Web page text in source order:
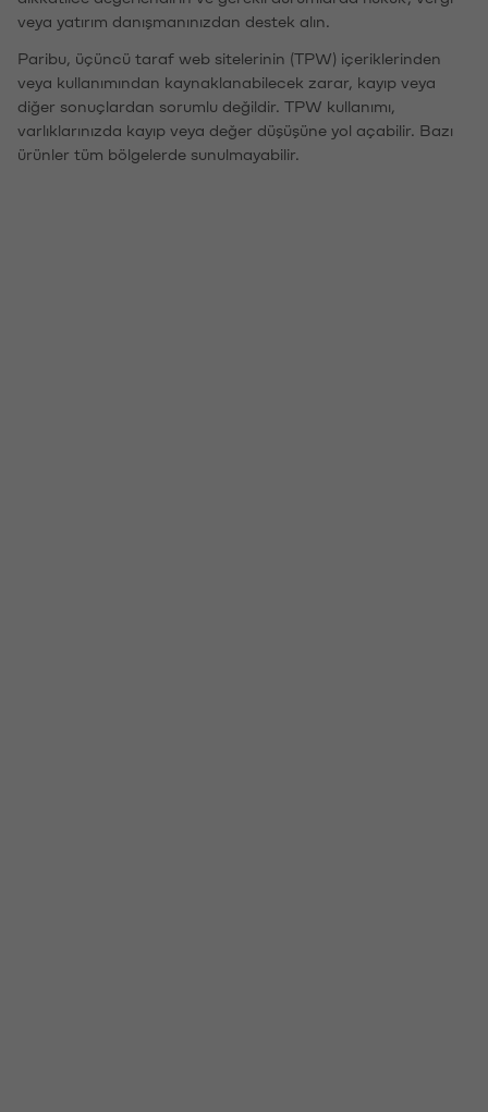
veya yatırım danışmanınızdan destek alın.
Paribu, üçüncü taraf web sitelerinin (TPW) içeriklerinden
veya kullanımından kaynaklanabilecek zarar, kayıp veya
diğer sonuçlardan sorumlu değildir. TPW kullanımı,
varlıklarınızda kayıp veya değer düşüşüne yol açabilir. Bazı
ürünler tüm bölgelerde sunulmayabilir.